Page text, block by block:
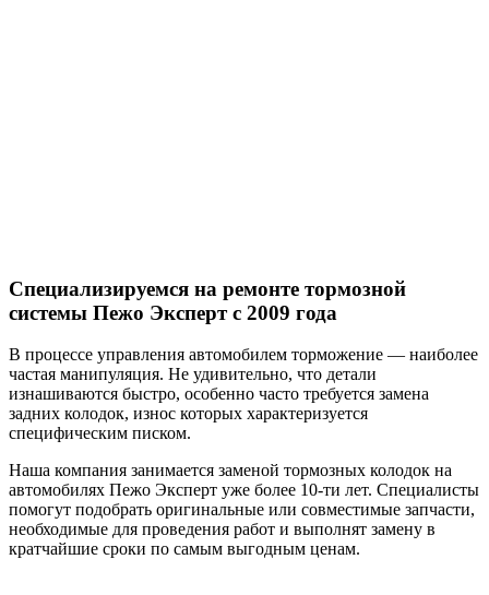
Специализируемся на ремонте тормозной
системы Пежо Эксперт с 2009 года
В процессе управления автомобилем торможение — наиболее
частая манипуляция. Не удивительно, что детали
изнашиваются быстро, особенно часто требуется замена
задних колодок, износ которых характеризуется
специфическим писком.
Наша компания занимается заменой тормозных колодок на
автомобилях Пежо Эксперт уже более 10-ти лет. Специалисты
помогут подобрать оригинальные или совместимые запчасти,
необходимые для проведения работ и выполнят замену в
кратчайшие сроки по самым выгодным ценам.